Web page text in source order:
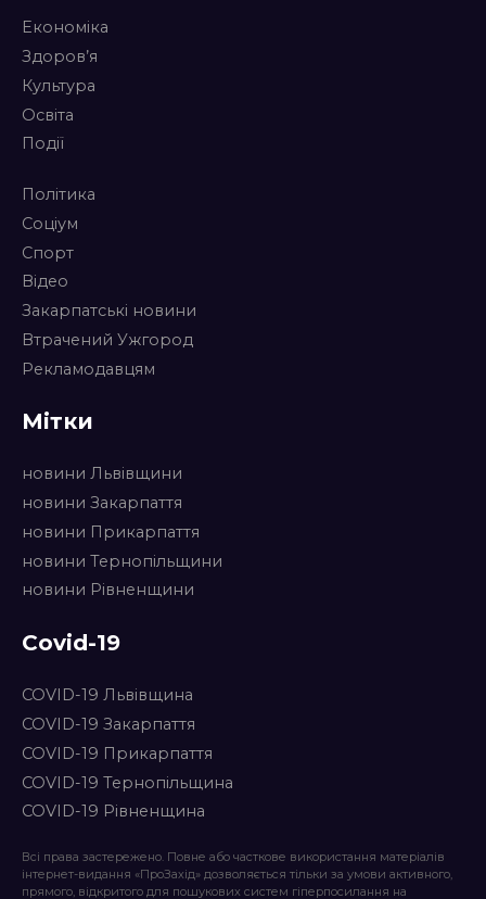
Економіка
Здоров’я
Культура
Освіта
Події
Політика
Соціум
Спорт
Відео
Закарпатські новини
Втрачений Ужгород
Рекламодавцям
Мітки
новини Львівщини
новини Закарпаття
новини Прикарпаття
новини Тернопільщини
новини Рівненщини
Covid-19
COVID-19 Львівщина
COVID-19 Закарпаття
COVID-19 Прикарпаття
COVID-19 Тернопільщина
COVID-19 Рівненщина
Всі права застережено. Повне або часткове використання матеріалів
інтернет-видання «ПроЗахід» дозволяється тільки за умови активного,
прямого, відкритого для пошукових систем гіперпосилання на